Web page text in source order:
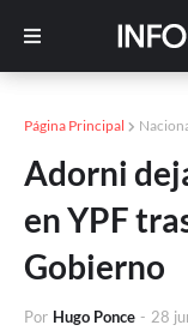
Página Principal
Adorni
en YPF
Gobierno
Por Hugo Ponce - 28